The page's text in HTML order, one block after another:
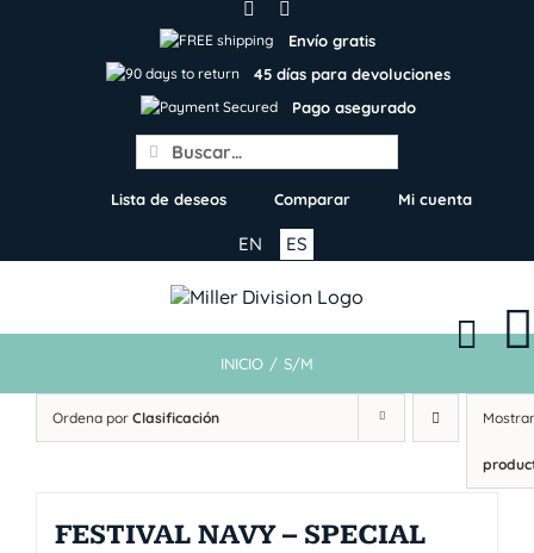
Envío gratis
45 días para devoluciones
Pago asegurado
Search
for:
Lista de deseos Comparar Mi cuenta
ES
EN
INICIO / S/M
Ordena por Clasificación
FESTIVAL NAVY – SPECIAL